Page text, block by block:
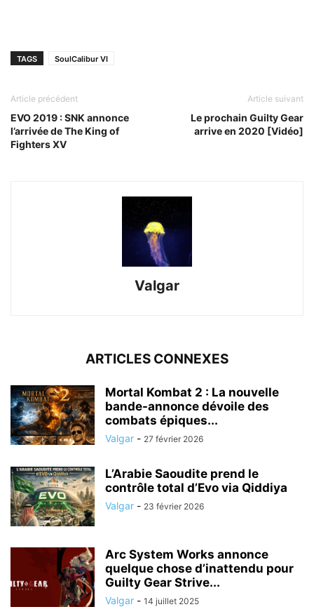
TAGS SoulCalibur VI
Article précédent
EVO 2019 : SNK annonce
l’arrivée de The King of
Fighters XV
Article suivant
Le prochain Guilty Gear
arrive en 2020 [Vidéo]
Valgar
ARTICLES CONNEXES
Mortal Kombat 2 : La nouvelle
bande-annonce dévoile des
combats épiques...
Valgar - 27 février 2026
L’Arabie Saoudite prend le
contrôle total d’Evo via Qiddiya
Valgar - 23 février 2026
Arc System Works annonce
quelque chose d’inattendu pour
Guilty Gear Strive...
Valgar - 14 juillet 2025